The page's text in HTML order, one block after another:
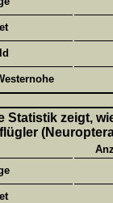
Statistik zeigt,